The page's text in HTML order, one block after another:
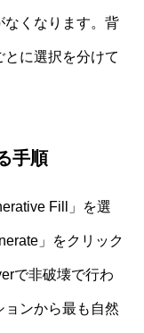
なくなります。背
に選択を分けて
手順
Fill」を選
」をクリック
で非破壊で行わ
ンから最も自然